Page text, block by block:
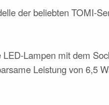
der beliebten TOMI-
Lampen mit dem
Leistung von 6,5